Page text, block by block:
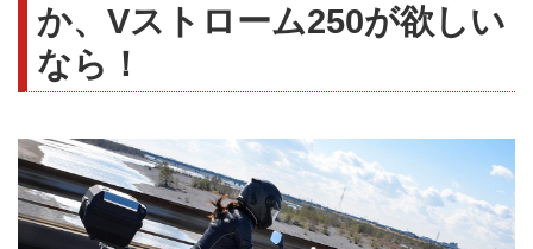
か、Vストローム250が欲しい
なら！